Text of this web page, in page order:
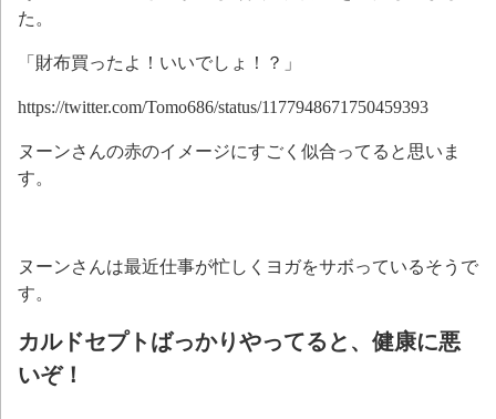
た。
「財布買ったよ！いいでしょ！？」
https://twitter.com/Tomo686/status/1177948671750459393
ヌーンさんの赤のイメージにすごく似合ってると思いま
す。
ヌーンさんは最近仕事が忙しくヨガをサボっているそうで
す。
カルドセプトばっかりやってると、健康に悪
いぞ！